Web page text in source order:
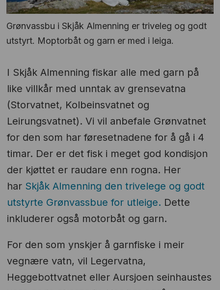
Grønvassbu i Skjåk Almenning er triveleg og godt
utstyrt. Moptorbåt og garn er med i leiga.
I Skjåk Almenning fiskar alle med garn på
like villkår med unntak av grensevatna
(Storvatnet, Kolbeinsvatnet og
Leirungsvatnet). Vi vil anbefale Grønvatnet
for den som har føresetnadene for å gå i 4
timar. Der er det fisk i meget god kondisjon
der kjøttet er raudare enn rogna. Her
har Skjåk Almenning den trivelege og godt
utstyrte Grønvassbue for utleige. Dette
inkluderer også motorbåt og garn.
For den som ynskjer å garnfiske i meir
vegnære vatn, vil Legervatna,
Heggebottvatnet eller Aursjoen seinhaustes